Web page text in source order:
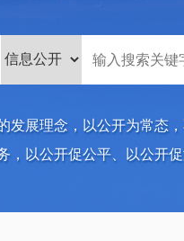
发展理念，以公开为常态
，以公开促公平、以公开